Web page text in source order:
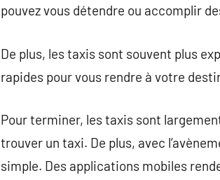
pouvez vous détendre ou accomplir
De plus, les taxis sont souvent plus
rapides pour vous rendre à votre
Pour terminer, les taxis sont
trouver un taxi. De plus, avec
simple. Des applications mobiles